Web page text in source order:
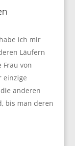
ich mir
Läufern
von
einzige
anderen
bis man deren